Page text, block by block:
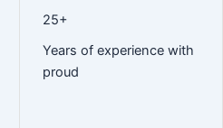
25+
Years of experience with
proud